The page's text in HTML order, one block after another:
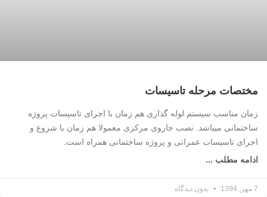
مختصات مرحله تاسیسات
زمان مناسب سیستم لوله گذاری هم زمان با اجرای تاسیسات پروژه
ساختمانی میباشد. نصب جاروی مرکزی معمولا هم زمان با شروع و
اجرای تاسیسات عمرانی و پروژه ساختمانی همراه است.
ادامه مطلب ...
7 مهر, 1394 بدون دیدگاه